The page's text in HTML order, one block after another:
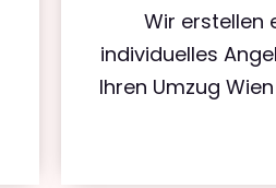
Wir erstellen
individuelles
Ihren Umzug